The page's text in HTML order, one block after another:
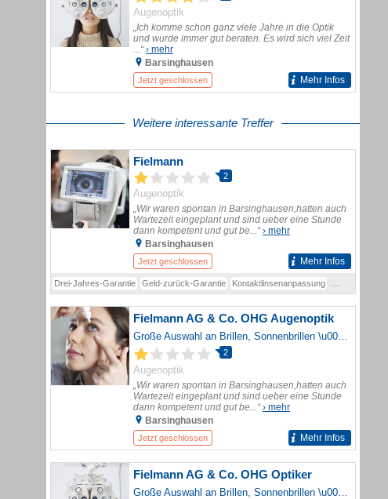
Augenoptik
„Ich komme schon ganz viele Jahre in die Optik
und wurde immer gut beraten. Es wird sich viel Zeit
...“› mehr
Barsinghausen
Jetzt geschlossen Mehr Infos
Weitere interessante Treffer
Fielmann
2
Augenoptik
„Wir waren spontan in Barsinghausen,hatten auch
Wartezeit eingeplant und sind ueber eine Stunde
dann kompetent und gut be...“› mehr
Barsinghausen
Jetzt geschlossen Mehr Infos
Drei-Jahres-Garantie Geld-zurück-Garantie Kontaktlinsenanpassung
Fielmann AG & Co. OHG Augenoptik
Große Auswahl an Brillen, Sonnenbrillen \u0026 Kontaktlinsen? Geld-zurück-Garantie? Zufriedenheitsgarantie? Kostenloser Sehtest?
2
Augenoptik
„Wir waren spontan in Barsinghausen,hatten auch
Wartezeit eingeplant und sind ueber eine Stunde
dann kompetent und gut be...“› mehr
Barsinghausen
Jetzt geschlossen Mehr Infos
Fielmann AG & Co. OHG Optiker
Große Auswahl an Brillen, Sonnenbrillen \u0026 Kontaktlinsen? Geld-zurück-Garantie? Zufriedenheitsgarantie? Kostenloser Sehtest?